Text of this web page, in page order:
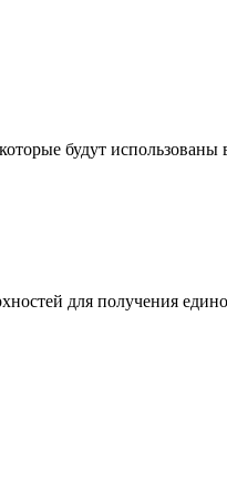
будут
для получения